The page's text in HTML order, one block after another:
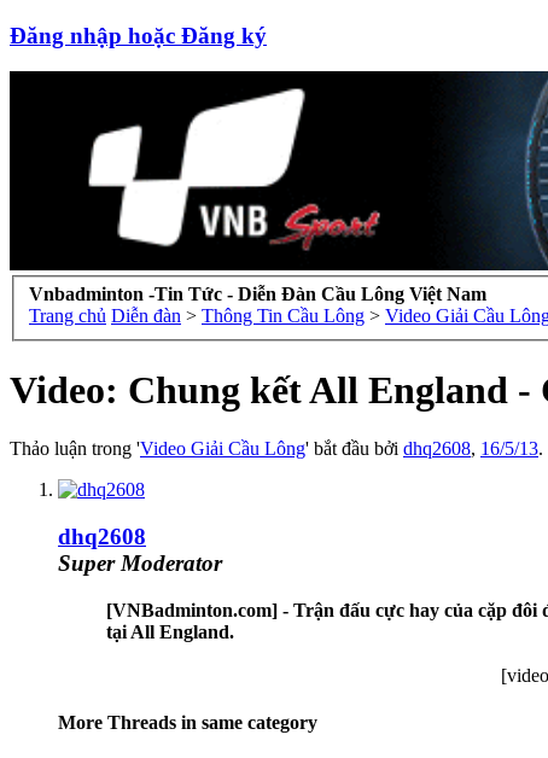
Đăng nhập hoặc Đăng ký
Vnbadminton -Tin Tức - Diễn Đàn Cầu Lông Việt Nam
Trang chủ Diễn đàn > Thông Tin Cầu Lông > Video Giải Cầu
Video: Chung kết All England -
Thảo luận trong 'Video Giải Cầu Lông' bắt đầu bởi dhq2608, 16/5/13.
dhq2608
Super Moderator
[VNBadminton.com] - Trận đấu cực hay của cặp đôi
tại All England.
More Threads in same category